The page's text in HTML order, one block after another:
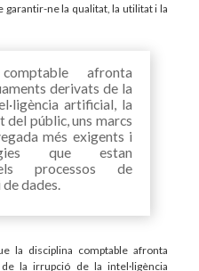
garantir-ne la qualitat, la utilitat i la
afronta
derivats de la
artificial, la
públic, uns marcs
més exigents i
que estan
processos de
dades.
la disciplina comptable afronta
la irrupció de la intel·ligència